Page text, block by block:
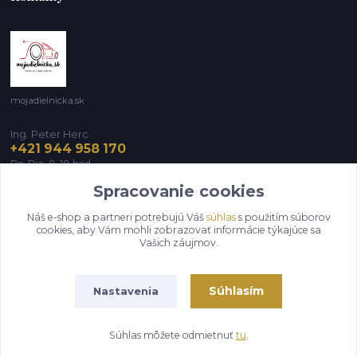
mojadielnicka.sk
Ing. Peter Herc
+421 944 958 170
Po-Pia, 8-18 hod.
infomojadielnicka@gmail.com
Spracovanie cookies
Náš e-shop a partneri potrebujú Váš súhlass použitím súborov
cookies, aby Vám mohli zobrazovať informácie týkajúce sa
Vašich záujmov.
Nastavenia Súhlasím
Súhlas môžete odmietnuť tu